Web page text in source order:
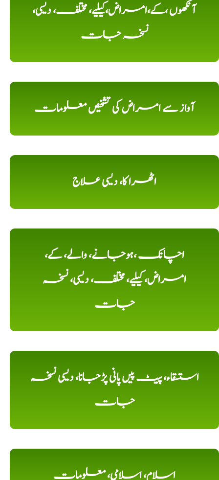
آنکھوں ،کے،امراض،کیلیے، مختلف، دیسی،
نسخہ جات
آواز سے امراض کی تشخیص معلومات
اٹھرا کا، دیسی علاج
اچانک ،ہوجانے، والے، کے،
امراض، کیلیے، مختلف، دیسی، نسخہ
جات
استسقاء، پیٹ پیں پانی پڑجانا، دیسی نسخہ
جات
اسلام، اسلامی، معلومات